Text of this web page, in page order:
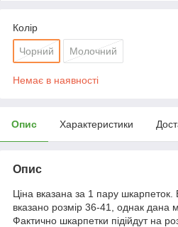
Колір
Чорний Молочний
Немає в наявності
Опис Характеристики
Опис
Ціна вказана за 1 пару шкарпеток.
вказано розмір 36-41, однак дана
Фактично шкарпетки підійдут на